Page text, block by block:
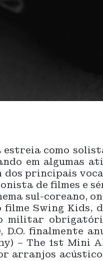
como
em algumas
dos principais
de filmes e
sul-coreano,
Swing Kids,
militar
D.O. finalmente
– The 1st Mini
arranjos